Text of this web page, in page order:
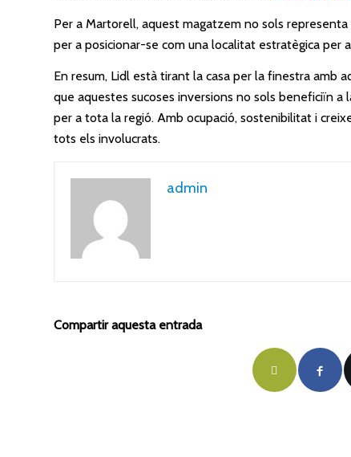
Per a Martorell, aquest magatzem no sols
per a posicionar-se com una localitat estratègica per
En resum, Lidl està tirant la casa per la finestra amb
que aquestes sucoses inversions no sols beneficiïn
per a tota la regió. Amb ocupació, sostenibilitat i
tots els involucrats.
admin
Compartir aquesta entrada